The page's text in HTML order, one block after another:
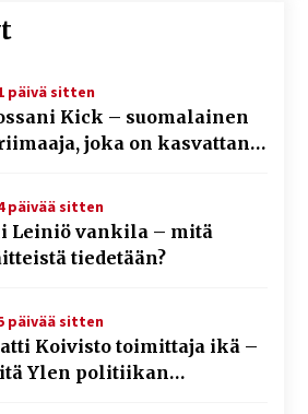
päivä sitten
Kick – suomalainen
joka on kasvattanut
päivää sitten
Leiniö vankila – mitä
tiedetään?
päivää sitten
Koivisto toimittaja ikä –
Ylen politiikan